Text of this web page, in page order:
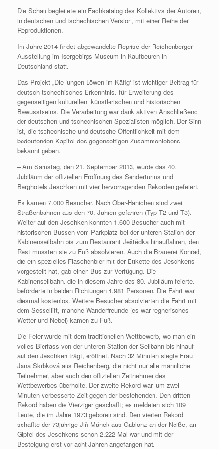
Die Schau begleitete ein Fachkatalog des Kollektivs der Autoren,
in deutschen und tschechischen Version, mit einer Reihe der
Reproduktionen.
Im Jahre 2014 findet abgewandelte Reprise der Reichenberger
Ausstellung im Isergebirgs-Museum in Kaufbeuren in
Deutschland statt.
Das Projekt „Die jungen Löwen im Käfig“ ist wichtiger Beitrag für
deutsch-tschechisches Erkenntnis, für Erweiterung des
gegenseitigen kulturellen, künstlerischen und historischen
Bewusstseins. Die Verarbeitung war dank aktiven Anschließend
der deutschen und tschechischen Spezialisten möglich. Der Sinn
ist, die tschechische und deutsche Öffentlichkeit mit dem
bedeutenden Kapitel des gegenseitigen Zusammenlebens
bekannt geben.
– Am Samstag, den 21. September 2013, wurde das 40.
Jubiläum der offiziellen Eröffnung des Senderturms und
Berghotels Jeschken mit vier hervorragenden Rekorden gefeiert.
Es kamen 7.000 Besucher. Nach Ober-Hanichen sind zwei
Straßenbahnen aus den 70. Jahren gefahren (Typ T2 und T3).
Weiter auf den Jeschken konnten 1.600 Besucher auch mit
historischen Bussen vom Parkplatz bei der unteren Station der
Kabinenseilbahn bis zum Restaurant Ještědka hinauffahren, den
Rest mussten sie zu Fuß absolvieren. Auch die Brauerei Konrad,
die ein spezielles Flaschenbier mit der Etikette des Jeschkens
vorgestellt hat, gab einen Bus zur Verfügung. Die
Kabinenseilbahn, die in diesem Jahre das 80. Jubiläum feierte,
beförderte in beiden Richtungen 4.981 Personen. Die Fahrt war
diesmal kostenlos. Weitere Besucher absolvierten die Fahrt mit
dem Sessellift, manche Wanderfreunde (es war regnerisches
Wetter und Nebel) kamen zu Fuß.
Die Feier wurde mit dem traditionellen Wettbewerb, wo man ein
volles Bierfass von der unteren Station der Seilbahn bis hinauf
auf den Jeschken trägt, eröffnet. Nach 32 Minuten siegte Frau
Jana Skrbková aus Reichenberg, die nicht nur alle männliche
Teilnehmer, aber auch den offiziellen Zeitnehmer des
Wettbewerbes überholte. Der zweite Rekord war, um zwei
Minuten verbesserte Zeit gegen der bestehenden. Den dritten
Rekord haben die Vierziger geschafft; es meldeten sich 109
Leute, die im Jahre 1973 geboren sind. Den vierten Rekord
schaffte der 73jährige Jiří Mánek aus Gablonz an der Neiße, am
Gipfel des Jeschkens schon 2.222 Mal war und mit der
Besteigung erst vor acht Jahren angefangen hat.